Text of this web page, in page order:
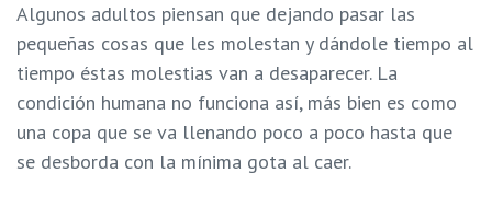
Algunos adultos piensan que dejando pasar las
pequeñas cosas que les molestan y dándole tiempo al
tiempo éstas molestias van a desaparecer. La
condición humana no funciona así, más bien es como
una copa que se va llenando poco a poco hasta que
se desborda con la mínima gota al caer.